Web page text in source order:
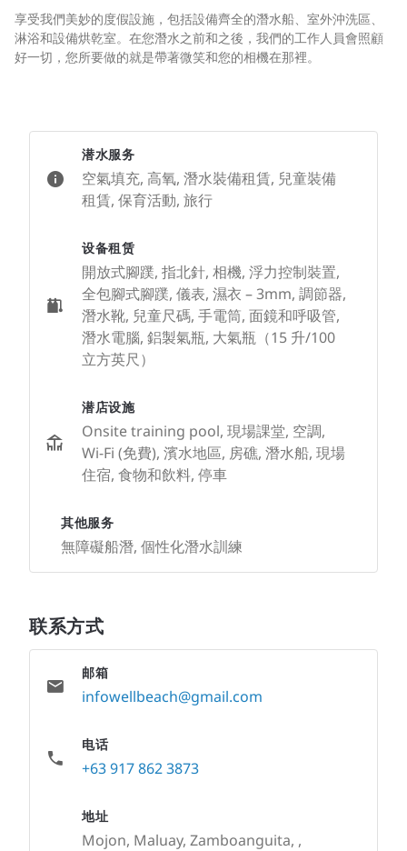
享受我們美妙的度假設施，包括設備齊全的潛水船、室外沖洗區、
淋浴和設備烘乾室。在您潛水之前和之後，我們的工作人員會照顧
好一切，您所要做的就是帶著微笑和您的相機在那裡。
潜水服务
空氣填充, 高氧, 潛水裝備租賃, 兒童裝備
租賃, 保育活動, 旅行
设备租赁
開放式腳蹼, 指北針, 相機, 浮力控制裝置,
全包腳式腳蹼, 儀表, 濕衣 – 3mm, 調節器,
潛水靴, 兒童尺碼, 手電筒, 面鏡和呼吸管,
潛水電腦, 鋁製氣瓶, 大氣瓶（15 升/100
立方英尺）
潜店设施
Onsite training pool, 現場課堂, 空調,
Wi-Fi (免費), 濱水地區, 房礁, 潛水船, 現場
住宿, 食物和飲料, 停車
其他服务
無障礙船潛, 個性化潛水訓練
联系方式
邮箱
infowellbeach@gmail.com
电话
+63 917 862 3873
地址
Mojon, Maluay, Zamboanguita, ,